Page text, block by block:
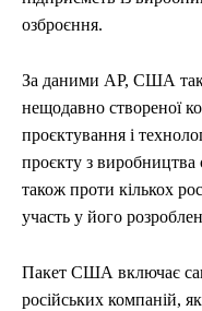
озброєння.
За даними AP, США
нещодавно створеної
проєктування і
проєкту з виробництва
також проти кількох
участь у його
Пакет США включає
російських компаній,